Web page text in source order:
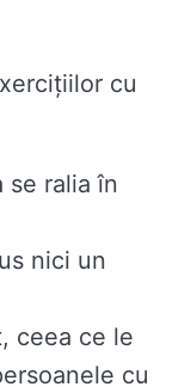
cu
se ralia în
nici un
ceea ce le
cu